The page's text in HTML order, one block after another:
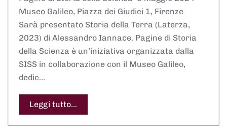
Museo Galileo, Piazza dei Giudici 1, Firenze
Sarà presentato Storia della Terra (Laterza,
2023) di Alessandro Iannace. Pagine di Storia
della Scienza è un’iniziativa organizzata dalla
SISS in collaborazione con il Museo Galileo,
dedic…
Leggi tutto...